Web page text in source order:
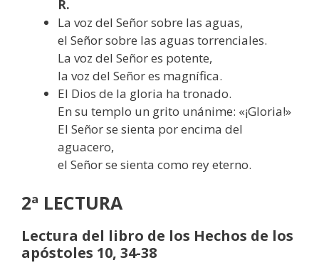
R.
La voz del Señor sobre las aguas,
el Señor sobre las aguas torrenciales.
La voz del Señor es potente,
la voz del Señor es magnífica.
El Dios de la gloria ha tronado.
En su templo un grito unánime: «¡Gloria!»
El Señor se sienta por encima del
aguacero,
el Señor se sienta como rey eterno.
2ª LECTURA
Lectura del libro de los Hechos de los
apóstoles 10, 34-38